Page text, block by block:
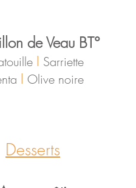
de Veau BT°
I Sarriette
I Olive noire
Desserts